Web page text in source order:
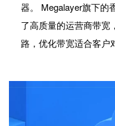
器。 Megalayer旗下的
了高质量的运营商带宽
路，优化带宽适合客